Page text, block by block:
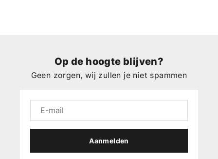
Op de hoogte blijven?
Geen zorgen, wij zullen je niet spammen
Aanmelden